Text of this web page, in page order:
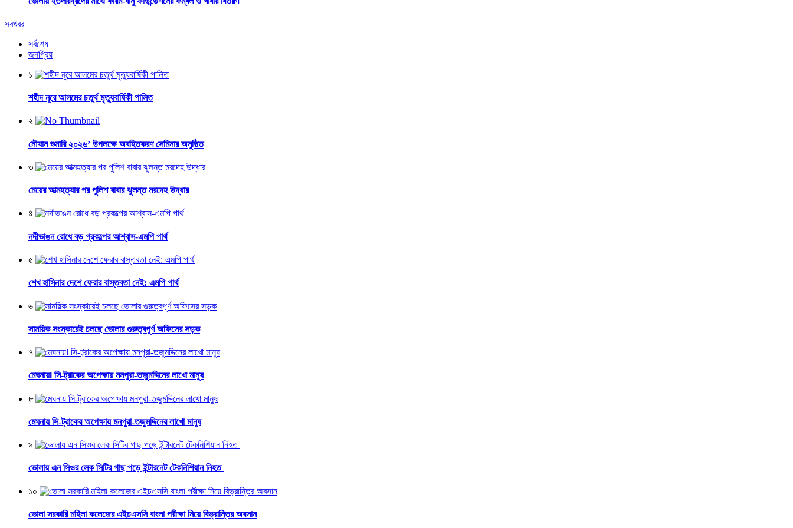
সবখবর
সর্বশেষ
জনপ্রিয়
১
শহীদ নূরে আলমের চতুর্থ মৃত্যুবার্ষিকী পালিত
২
নৌযান শুমারি ২০২৬’ উপলক্ষে অবহিতকরণ সেমিনার অনুষ্ঠিত
৩
মেয়ের আত্মহত্যার পর পুলিশ বাবার ঝুলন্ত মরদেহ উদ্ধার
৪
নদীভাঙন রোধে বড় প্রকল্পের আশ্বাস-এমপি পার্থ
৫
শেখ হাসিনার দেশে ফেরার বাস্তবতা নেই: এমপি পার্থ
৬
সাময়িক সংস্কারেই চলছে ভোলার গুরুত্বপূর্ণ অফিসের সড়ক
৭
মেঘনায়l সি-ট্রাকের অপেক্ষায় মনপুরা-তজুমদ্দিনের লাখো মানুষ
৮
মেঘনায় সি-ট্রাকের অপেক্ষায় মনপুরা-তজুমদ্দিনের লাখো মানুষ
৯
ভোলায় এন সিওর লেক সিটির গাছ পড়ে ইন্টারনেট টেকনিশিয়ান নিহত
১০
ভোলা সরকারি মহিলা কলেজের এইচএসসি বাংলা পরীক্ষা নিয়ে বিভ্রান্তির অবসান